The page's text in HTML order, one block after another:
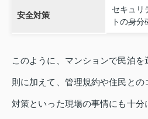
安全対策
セキュリ
トの身分
このように、マンションで民泊
則に加えて、管理規約や住民と
対策といった現場の事情にも十